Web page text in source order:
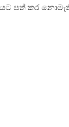
පත් කර